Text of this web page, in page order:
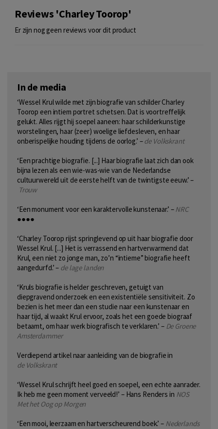
Reviews 'Charley Toorop'
Er zijn nog geen reviews voor dit product
In de media
‘Wessel Krul wilde met zijn biografie van schilder Charley
Toorop een intiem portret schetsen. Dat is voortreffelijk
gelukt. Alles rijgt hij soepel aaneen: haar schilderkunstige
worstelingen, haar (zeer) woelige liefdesleven, en haar
onberispelijke houding tijdens de oorlog.’ –de Volkskrant
‘Een prachtige biografie. [...] Haar biografie laat zich dan ook
bijna lezen als een wie-was-wie van de Nederlandse
cultuurwereld uit de eerste helft van de twintigste eeuw.’ –
Trouw
‘Een monument voor een karaktervolle kunstenaar.’ –NRC
●●●●
‘Charley Toorop rijst springlevend op uit haar biografie door
Wessel Krul. [...] Het is verrassend en hartverwarmend dat
Krul, een niet zo jonge man, zo’n “intieme” biografie heeft
aangedurfd.’ – de lage landen
‘Kruls biografie is helder geschreven, getuigt van
diepgravend onderzoek en een existentiële sensitiviteit. Zo
bezien is het meer dan een studie naar een kunstenaar en
haar tijd, al waakt Krul ervoor, zoals het een goede biograaf
betaamt, om haar werk biografisch te verklaren.’ – De Groene
Amsterdammer
Verdiepend artikel naar aanleiding van de biografie in
de Volkskrant
‘Wessel Krul schrijft heel goed en soepel, een echte aanrader.
Ik heb me geen moment verveeld!’ – Hans Renders in NOS
Met het Oog op Morgen
‘Een mooi, leerzaam en hartverscheurend boek.’ – Nederlands